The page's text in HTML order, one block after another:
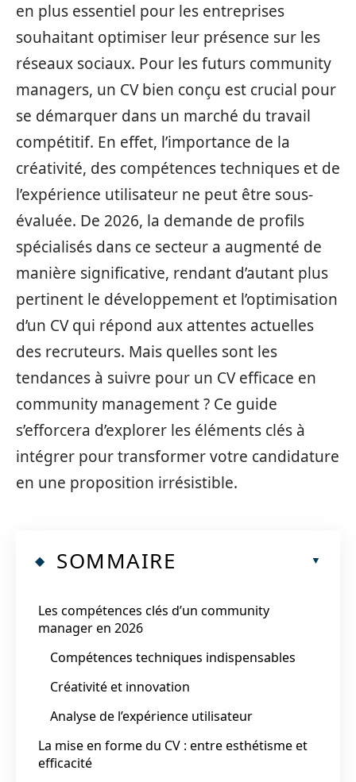
en plus essentiel pour les entreprises
souhaitant optimiser leur présence sur les
réseaux sociaux. Pour les futurs community
managers, un CV bien conçu est crucial pour
se démarquer dans un marché du travail
compétitif. En effet, l’importance de la
créativité, des compétences techniques et de
l’expérience utilisateur ne peut être sous-
évaluée. De 2026, la demande de profils
spécialisés dans ce secteur a augmenté de
manière significative, rendant d’autant plus
pertinent le développement et l’optimisation
d’un CV qui répond aux attentes actuelles
des recruteurs. Mais quelles sont les
tendances à suivre pour un CV efficace en
community management ? Ce guide
s’efforcera d’explorer les éléments clés à
intégrer pour transformer votre candidature
en une proposition irrésistible.
SOMMAIRE
Les compétences clés d’un community
manager en 2026
Compétences techniques indispensables
Créativité et innovation
Analyse de l’expérience utilisateur
La mise en forme du CV : entre esthétisme et
efficacité